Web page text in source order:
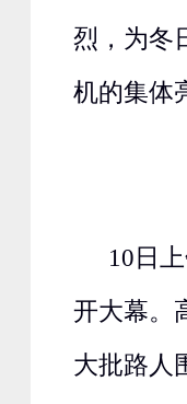
烈，为冬
机的集体
10日
开大幕。
大批路人